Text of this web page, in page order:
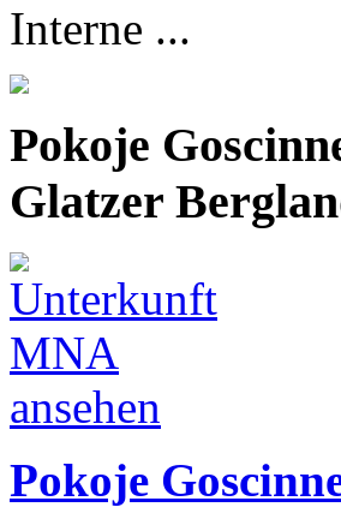
Interne ...
Pokoje
Glatzer
Pokoje